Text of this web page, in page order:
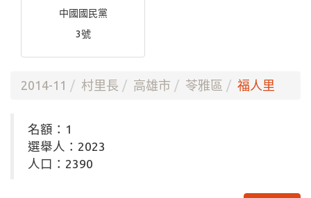
中國國民黨
3號
2014-11 村里長 高雄市 苓雅區 福人里
名額：1
選舉人：2023
人口：2390